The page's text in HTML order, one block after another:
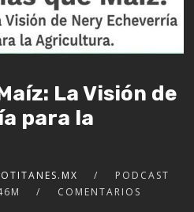
La Visión de
para la
PODCAST
COMENTARIOS